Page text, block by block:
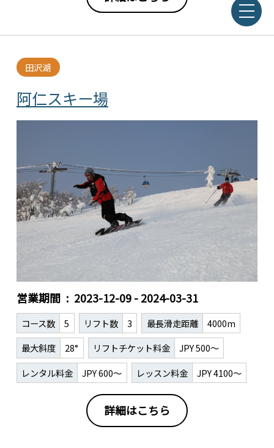
阿仁スキー場
田沢湖
営業期間 2023-12-09 - 2024-03-31
コース数 5 リフト数 3 最長滑走距離
4000m
最大斜度
28° リフトチケット料金
JPY 500～
レンタル料金
JPY 600～ レッスン料金 JPY 4100～
詳細はこちら